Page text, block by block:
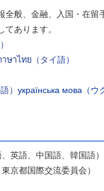
般、金融、入国・在留
あります。
ษาไทย（タイ語）
） українська мова（ウ
英語、中国語、韓国語）
京都国際交流委員会）